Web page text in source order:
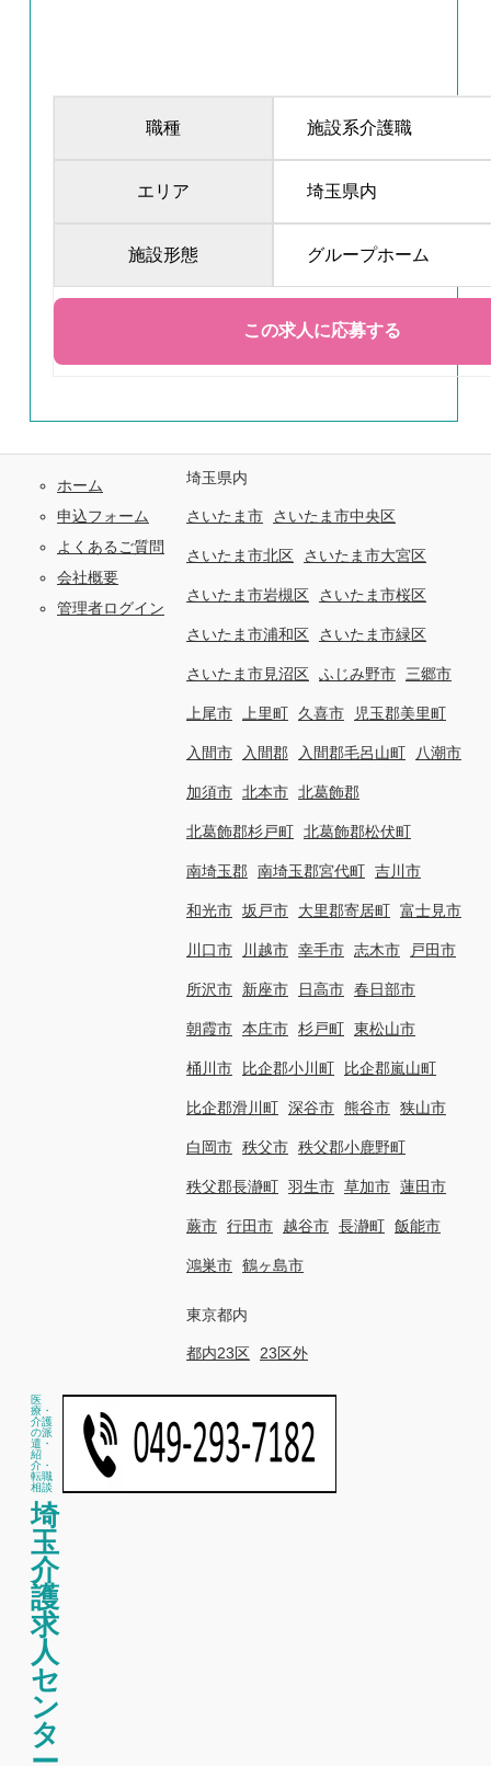
職種 施設系介護職
エリア 埼玉県内
施設形態 グループホーム
ホーム
申込フォーム
よくあるご質問
会社概要
管理者ログイン
埼玉県内
さいたま市 さいたま市中央区
さいたま市北区 さいたま市大宮区
さいたま市岩槻区 さいたま市桜区
さいたま市浦和区 さいたま市緑区
さいたま市見沼区 ふじみ野市 三郷市
上尾市 上里町 久喜市 児玉郡美里町
入間市 入間郡 入間郡毛呂山町 八潮市
加須市 北本市 北葛飾郡
北葛飾郡杉戸町 北葛飾郡松伏町
南埼玉郡 南埼玉郡宮代町 吉川市
和光市 坂戸市 大里郡寄居町 富士見市
川口市 川越市 幸手市 志木市 戸田市
所沢市 新座市 日高市 春日部市
朝霞市 本庄市 杉戸町 東松山市
桶川市 比企郡小川町 比企郡嵐山町
比企郡滑川町 深谷市 熊谷市 狭山市
白岡市 秩父市 秩父郡小鹿野町
秩父郡長瀞町 羽生市 草加市 蓮田市
蕨市 行田市 越谷市 長瀞町 飯能市
鴻巣市 鶴ヶ島市
東京都内
都内23区 23区外
医
療・
介護
の派
遣・
紹
介・
転職
相談
埼
玉
介
護
求
人
セ
ン
タ